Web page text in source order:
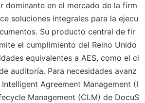
dominante en el mercado de la firm
soluciones integrales para la ejecu
Su producto central de fir
el cumplimiento del Reino Unido
equivalentes a AES, como el ci
auditoría. Para necesidades avanz
Agreement Management (I
Management (CLM) de DocuS